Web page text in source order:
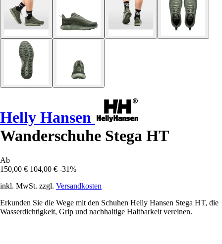
Helly Hansen
Wanderschuhe Stega HT
Ab
150,00 € 104,00 € -31%
inkl. MwSt. zzgl. Versandkosten
Erkunden Sie die Wege mit den Schuhen Helly Hansen Stega HT, die
Wasserdichtigkeit, Grip und nachhaltige Haltbarkeit vereinen.